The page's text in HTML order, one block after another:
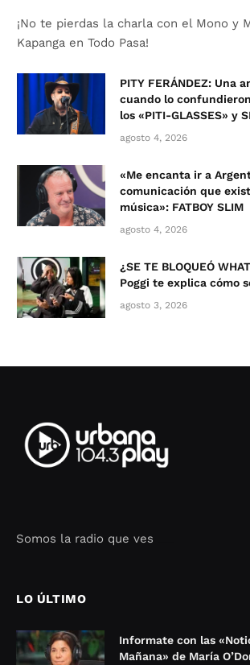
¡No te pierdas la charla con el Mono y
Kapanga en Todo Pasa!
PITY FERÁNDEZ: Una
cuando lo confundieron
los «PITI-GLASSES» y
agosto 4, 2026
«Me encanta ir a
comunicación que
música»: FATBOY SLIM
agosto 4, 2026
¿SE TE BLOQUEÓ
Poggi te explica cómo
agosto 3, 2026
Somos la radio que ves
LO ÚLTIMO
Informate con las
Mañana» de María